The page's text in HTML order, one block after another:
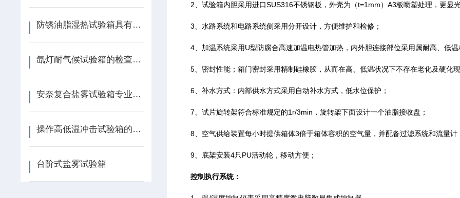
防锈油脂湿热试验箱具有良好的密封性和保温性能
氙灯耐气候试验箱的检查及维护保养
安奈复合盐雾试验箱专业测评：精准模拟复杂腐蚀环境，助力工业可靠性检测
操作高低温冲击试验箱的安全注意事项
台阶式盐雾试验箱
2、试验箱内胆采用进口SUS316不锈钢板，外壳为（t=1mm）A3板喷塑处理，更显
3、水路系统和电路系统侧采用分开设计，方便维护和检修；
4、加温系统采用U型防腐合高速加温电热管加热，内外胆连接部位采用属耐高、低
5、密封性能；箱门密封采用精制硅橡胶，从而在高、低温状况下不存在老化及硬化
6、补水方式：内部供水方式采用自动补水方式，低水位保护；
7、试片旋转架符合标准规定的1r/3min，旋转架下面设计一个油脂接收盘；
8、空气供给装置每小时提供箱体3倍于箱体容积的空气量，并配备过滤系统和流量计
9、底架安装4只PU活动轮，移动方便；
控制执行系统：